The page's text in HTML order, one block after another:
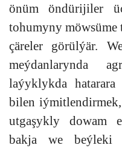
önüm öndürijiler
tohumyny möwsüme
çäreler görülýär.
meýdanlarynda
laýyklykda
bilen
utgaşykly dowam
bakja we beýleki